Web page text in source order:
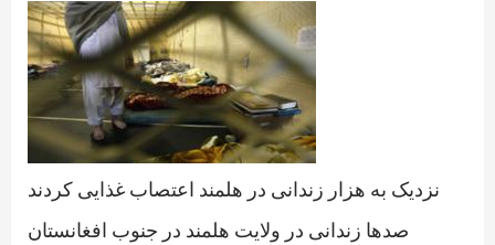
نزدیک به هزار زندانی در هلمند اعتصاب غذایی کردند
صدها زندانی در ولایت هلمند در جنوب افغانستان